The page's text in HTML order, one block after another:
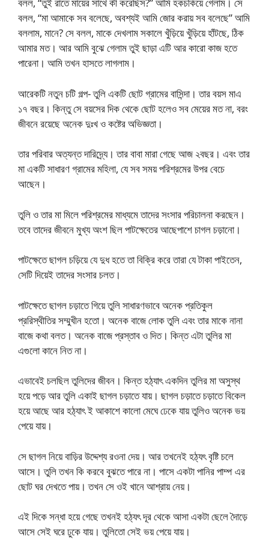
বলল, “তুই রাতে মায়ের সাথে কী করেছিস?” আমি হকচকিয়ে গেলাম। সে
বলল, “মা আমাকে সব বলেছে, অবশ্যই আমি জোর করায় সব বলেছে” আমি
বললাম, মানে? সে বলল, মাকে দেখলাম সকালে খুঁড়িয়ে খুঁড়িয়ে হাঁটছে, ঠিক
আমার মত। আর আমি বুঝে গেলাম তুই ছাড়া এটি আর কারো কাজ হতে
পারেনা। আমি তখন হাসতে লাগলাম।
আরেকটি নতুন চটি গল্প- তুলি একটি ছোট গ্রামের বাসিন্দা। তার বয়স মাএ
১৭ বছর। কিন্তু সে বয়সের দিক থেকে ছোট হলেও সব মেয়ের মত না, বরং
জীবনে রয়েছে অনেক দুঃখ ও কষ্টের অভিজ্ঞতা।
তার পরিবার অত্যন্ত দারিদ্র্যে। তার বাবা মারা গেছে আজ ২বছর। এবং তার
মা একটি সাধারণ গ্রামের মহিলা, যে সব সময় পরিশ্রমের উপর বেচে
আছেন।
তুলি ও তার মা মিলে পরিশ্রমের মাধ্যমে তাদের সংসার পরিচালনা করছেন।
তবে তাদের জীবনে মুখ্য অংশ ছিল পাটক্ষেতের আছেপাশে চাগল চড়ানো।
পাটক্ষেতে ছাগল চড়িয়ে যে দুধ হতে তা বিক্রি করে তারা যে টাকা পাইতেন,
সেটি দিয়েই তাদের সংসার চলত।
পাটক্ষেতে ছাগল চড়াতে গিয়ে তুলি সাধারণভাবে অনেক প্রতিকুল
প্ররিস্থীতির সম্মুখীন হতো। অনেক বাজে লোক তুলি এবং তার মাকে নানা
বাজে কথা বলত। অনেক বাজে প্রস্তাব ও দিত। কিন্ত এটা তুলির মা
এগুলো কানে নিত না।
এভাবেই চলছিল তুলিদের জীবন। কিন্ত হঠ্যাৎ একদিন তুলির মা অসুস্থ
হয়ে পড়ে আর তুলি একাই ছাগল চড়াতে যায়। ছাগল চড়াতে চড়াতে বিকেল
হয়ে আছে আর হঠ্যাৎ ই আকাশে কালো মেঘে ঢেকে যায় তুলিও অনেক ভয়
পেয়ে যায়।
সে ছাগল নিয়ে বাড়ির উদ্দেশ্য রওনা দেয়। আর তখনেই হঠ্যৎ বৃষ্টি চলে
আসে। তুলি তখন কি করবে বুঝতে পারে না। পাসে একটা পানির পাম্প এর
ছোট ঘর দেখতে পায়। তখন সে ওই খানে আশ্রায় নেয়।
এই দিকে সন্ধা হয়ে গেছে তখনই হঠ্যৎ দূর থেকে আসা একটা ছেলে দৈাড়ে
আসে সেই ঘরে ঢুকে যায়। তুলিতো সেই ভয় পেয়ে যায়।